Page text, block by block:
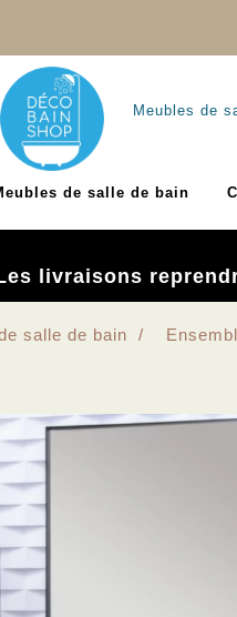
Meubles de
de salle de bain
livraisons
salle de bain